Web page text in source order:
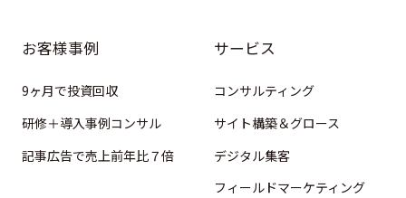
お客様事例
9ヶ月で投資回収
研修＋導入事例コンサル
記事広告で売上前年比７倍
サービス
コンサルティング
サイト構築＆グロース
デジタル集客
フィールドマーケティング